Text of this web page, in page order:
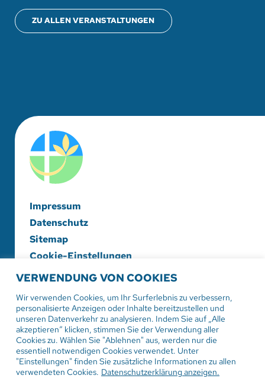
VERWENDUNG VON COOKIES
Wir verwenden Cookies, um Ihr Surferlebnis zu verbessern,
personalisierte Anzeigen oder Inhalte bereitzustellen und
unseren Datenverkehr zu analysieren. Indem Sie auf „Alle
akzeptieren“ klicken, stimmen Sie der Verwendung aller
Cookies zu. Wählen Sie "Ablehnen" aus, werden nur die
essentiell notwendigen Cookies verwendet. Unter
"Einstellungen" finden Sie zusätzliche Informationen zu allen
verwendeten Cookies. Datenschutzerklärung anzeigen.
ZU ALLEN VERANSTALTUNGEN
Impressum
Datenschutz
Sitemap
Cookie-Einstellungen
Evangelische Diakonieschwesternschaft
Herrenberg-Korntal e. V.
Hildrizhauser Str. 29
71083 Herrenberg
Tel:07032 206-0
Mail: info@evdiak.de